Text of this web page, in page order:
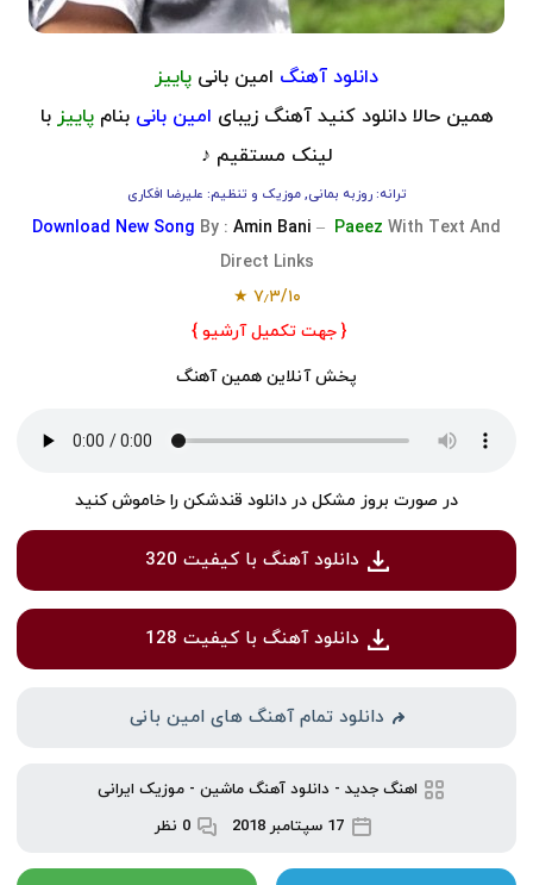
دانلود آهنگ امین بانی پاییز
همین حالا دانلود کنید آهنگ زیبای امین بانی بنامپاییز با
لینک مستقیم ♪
ترانه: روزبه بمانی, موزیک و تنظیم: علیرضا افکاری
Download New Song By : Amin Bani – Paeez With Text And
Direct Links
۷٫۳/۱۰
★
{ جهت تکمیل آرشیو }
پخش آنلاین همین آهنگ
در صورت بروز مشکل در دانلود قندشکن را خاموش کنید
دانلود آهنگ با کیفیت 320
دانلود آهنگ با کیفیت 128
دانلود تمام آهنگ های امین بانی
اهنگ جدید - دانلود آهنگ ماشین -موزیک ایرانی
17 سپتامبر 2018
0 نظر